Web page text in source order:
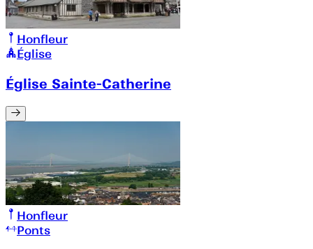
Honfleur
Église
Église Sainte-Catherine
Honfleur
Ponts